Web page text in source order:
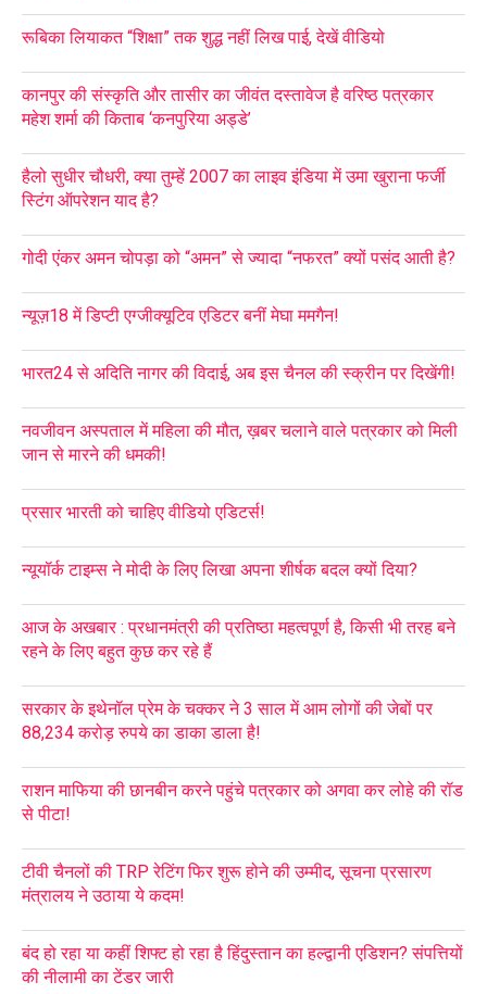
रूबिका लियाकत “शिक्षा” तक शुद्ध नहीं लिख पाई, देखें वीडियो
कानपुर की संस्कृति और तासीर का जीवंत दस्तावेज है वरिष्ठ पत्रकार
महेश शर्मा की किताब ‘कनपुरिया अड्डे’
हैलो सुधीर चौधरी, क्या तुम्हें 2007 का लाइव इंडिया में उमा खुराना फर्जी
स्टिंग ऑपरेशन याद है?
गोदी एंकर अमन चोपड़ा को “अमन” से ज्यादा “नफरत” क्यों पसंद आती है?
न्यूज़18 में डिप्टी एग्जीक्यूटिव एडिटर बनीं मेघा ममगैन!
भारत24 से अदिति नागर की विदाई, अब इस चैनल की स्क्रीन पर दिखेंगी!
नवजीवन अस्पताल में महिला की मौत, ख़बर चलाने वाले पत्रकार को मिली
जान से मारने की धमकी!
प्रसार भारती को चाहिए वीडियो एडिटर्स!
न्यूयॉर्क टाइम्स ने मोदी के लिए लिखा अपना शीर्षक बदल क्यों दिया?
आज के अखबार : प्रधानमंत्री की प्रतिष्ठा महत्वपूर्ण है, किसी भी तरह बने
रहने के लिए बहुत कुछ कर रहे हैं
सरकार के इथेनॉल प्रेम के चक्कर ने 3 साल में आम लोगों की जेबों पर
88,234 करोड़ रुपये का डाका डाला है!
राशन माफिया की छानबीन करने पहुंचे पत्रकार को अगवा कर लोहे की रॉड
से पीटा!
टीवी चैनलों की TRP रेटिंग फिर शुरू होने की उम्मीद, सूचना प्रसारण
मंत्रालय ने उठाया ये कदम!
बंद हो रहा या कहीं शिफ्ट हो रहा है हिंदुस्तान का हल्द्वानी एडिशन? संपत्तियों
की नीलामी का टेंडर जारी